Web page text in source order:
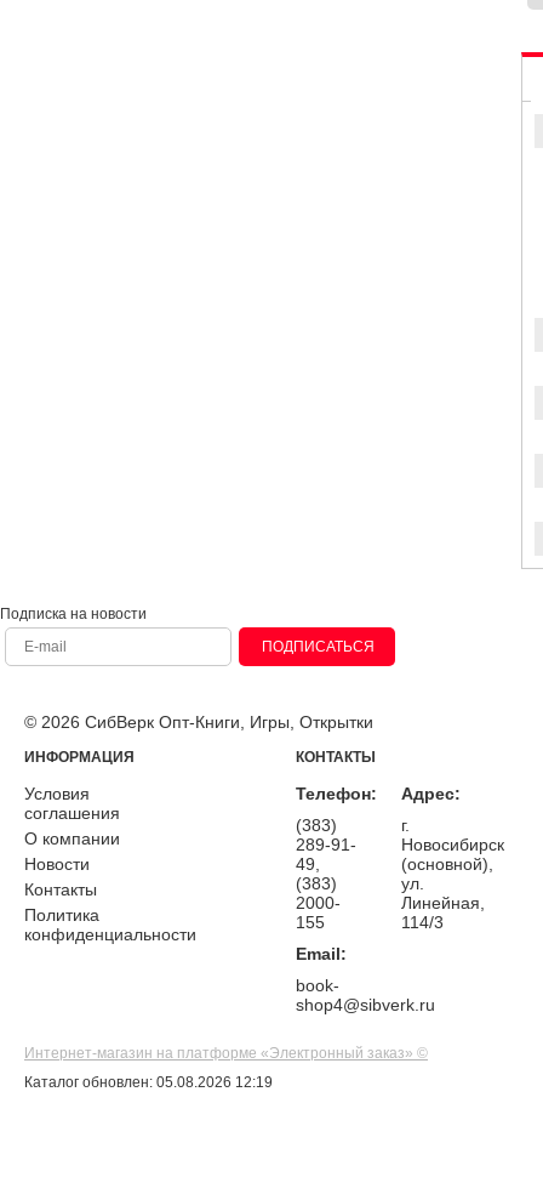
Подписка на новости
ПОДПИСАТЬСЯ
© 2026 СибВерк Опт-Книги, Игры, Открытки
ИНФОРМАЦИЯ
Условия
соглашения
О компании
Новости
Контакты
Политика
конфиденциальности
КОНТАКТЫ
Телефон:
(383)
289-91-
49,
(383)
2000-
155
Email:
book-
shop4@sibverk.ru
Адрес:
г.
Новосибирск
(основной),
ул.
Линейная,
114/3
Интернет-магазин на платформе «Электронный заказ» ©
Каталог обновлен: 05.08.2026 12:19